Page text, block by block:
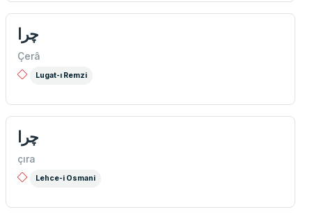
چرا
Çerâ
Lugat-ı Remzi
چرا
çıra
Lehce-i Osmani